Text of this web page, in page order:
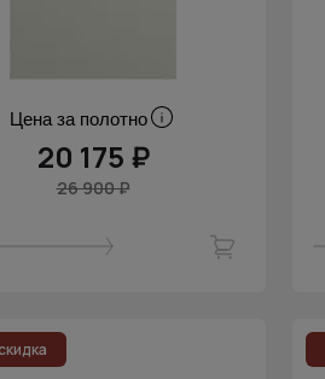
Цена за полотно
20 175 ₽
26 900 ₽